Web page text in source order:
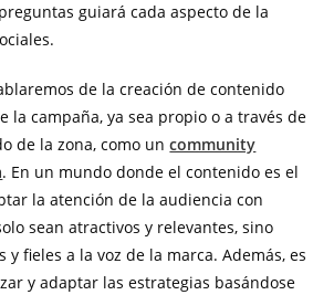
guiará cada aspecto de la
de la creación de contenido
la campaña, ya sea propio o a través de
de la zona, como uncommunity
. En un mundo donde el contenido es el
la atención de la audiencia con
sean atractivos y relevantes, sino
fieles a la voz de la marca. Además, es
y adaptar las estrategias basándose